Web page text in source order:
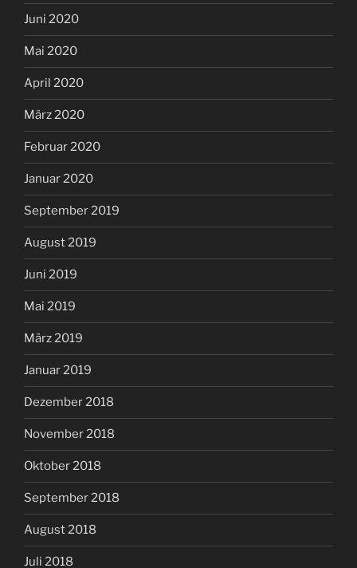
Juni 2020
Mai 2020
April 2020
März 2020
Februar 2020
Januar 2020
September 2019
August 2019
Juni 2019
Mai 2019
März 2019
Januar 2019
Dezember 2018
November 2018
Oktober 2018
September 2018
August 2018
Juli 2018